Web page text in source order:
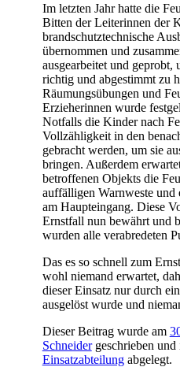
Im letzten Jahr hatte die
Bitten der Leiterinnen der
brandschutztechnische
übernommen und
ausgearbeitet und geprobt,
richtig und abgestimmt zu
Räumungsübungen und
Erzieherinnen wurde
Notfalls die Kinder nach
Vollzähligkeit in den
gebracht werden, um sie
bringen. Außerdem
betroffenen Objekts die
auffälligen Warnweste und
am Haupteingang. Diese
Ernstfall nun bewährt und
wurden alle verabredeten
Das es so schnell zum
wohl niemand erwartet,
dieser Einsatz nur durch
ausgelöst wurde und
Dieser Beitrag wurde am
Schneidergeschrieben und
Einsatzabteilungabgelegt.